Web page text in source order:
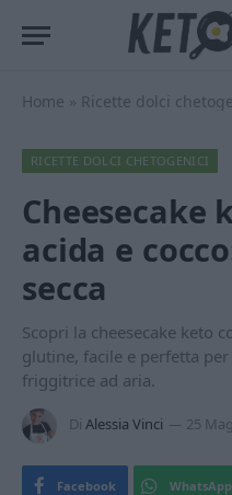
Home » Ricette dolci
RICETTE DOLCI CHETOGENICI
Cheesecake
acida e
secca
Scopri la cheesecake keto
glutine, facile e perfetta
friggitrice ad aria.
Di Alessia Vinci 25
Facebook WhatsApp